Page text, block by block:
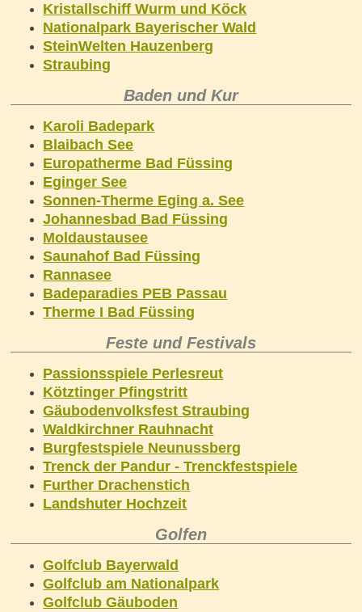
Kristallschiff Wurm und Köck
Nationalpark Bayerischer Wald
SteinWelten Hauzenberg
Straubing
Baden und Kur
Karoli Badepark
Blaibach See
Europatherme Bad Füssing
Eginger See
Sonnen-Therme Eging a. See
Johannesbad Bad Füssing
Moldaustausee
Saunahof Bad Füssing
Rannasee
Badeparadies PEB Passau
Therme I Bad Füssing
Feste und Festivals
Passionsspiele Perlesreut
Kötztinger Pfingstritt
Gäubodenvolksfest Straubing
Waldkirchner Rauhnacht
Burgfestspiele Neunussberg
Trenck der Pandur - Trenckfestspiele
Further Drachenstich
Landshuter Hochzeit
Golfen
Golfclub Bayerwald
Golfclub am Nationalpark
Golfclub Gäuboden